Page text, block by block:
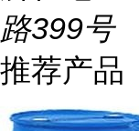
路399号
推荐产品